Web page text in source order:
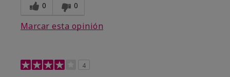
0 0
Marcar esta opinión
4